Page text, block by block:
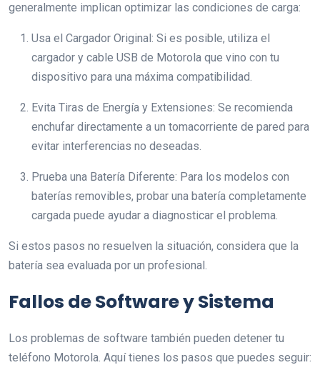
generalmente implican optimizar las condiciones de carga:
Usa el Cargador Original: Si es posible, utiliza el
cargador y cable USB de Motorola que vino con tu
dispositivo para una máxima compatibilidad.
Evita Tiras de Energía y Extensiones: Se recomienda
enchufar directamente a un tomacorriente de pared para
evitar interferencias no deseadas.
Prueba una Batería Diferente: Para los modelos con
baterías removibles, probar una batería completamente
cargada puede ayudar a diagnosticar el problema.
Si estos pasos no resuelven la situación, considera que la
batería sea evaluada por un profesional.
Fallos de Software y Sistema
Los problemas de software también pueden detener tu
teléfono Motorola. Aquí tienes los pasos que puedes seguir: